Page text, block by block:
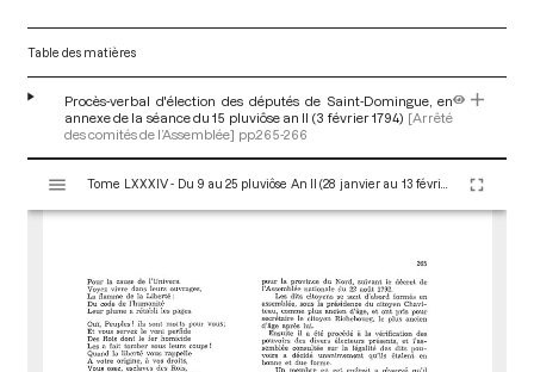
Table des matières
Procès-verbal d'élection des députés de Saint-Domingue, en
annexe de la séance du 15 pluviôse an II (3 février 1794) [Arrêté
des comités de l’Assemblée] pp.265-266
s